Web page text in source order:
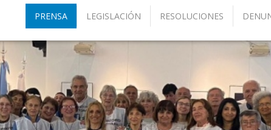
PRENSA LEGISLACIÓN RESOLUCIONES